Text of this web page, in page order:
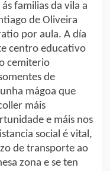
familias da vila a
de Oliveira
por aula. A día
centro educativo
cemiterio
de
mágoa que
máis
e máis nos
social é vital,
de transporte ao
zona e se ten